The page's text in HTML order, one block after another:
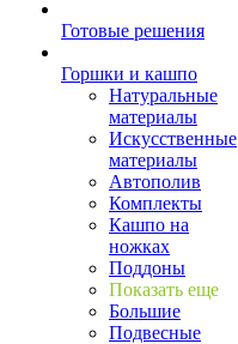
Готовые решения
Горшки и кашпо
Натуральные
материалы
Искусственные
материалы
Автополив
Комплекты
Кашпо на
ножках
Поддоны
Показать еще
Большие
Подвесные